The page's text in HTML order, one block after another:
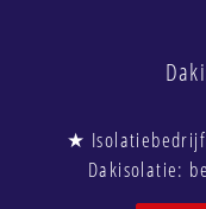
★ Isolatiebedrijf
Dakisolatie: